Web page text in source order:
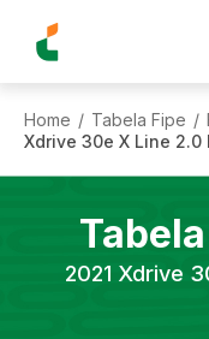
Home / Tabela Fipe /
Xdrive 30e X Line
2021 Xdrive